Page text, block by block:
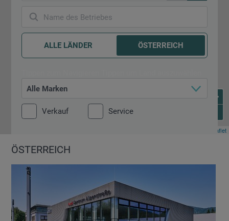
+
Leaflet
Name des Betriebes
ALLE LÄNDER ÖSTERREICH
Alle Marken
Verkauf Service
ÖSTERREICH